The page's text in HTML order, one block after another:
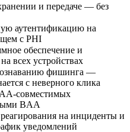
и передаче — без
аутентификацию на
с PHI
обеспечение и
всех устройствах
фишинга —
с неверного клика
совместимых
BAA
на инциденты и
уведомлений